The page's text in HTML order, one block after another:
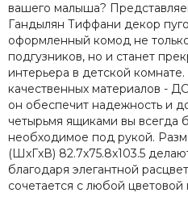
вашего малыша?
Гандылян Тиффани декор
оформленный комод не
подгузников, но и станет
интерьера в детской комнате.
качественных материалов -
он обеспечит надежность и
четырьмя ящиками вы всегда
необходимое под рукой.
(ШxГxВ) 82.7x75.8x103.5
благодаря элегантной
сочетается с любой